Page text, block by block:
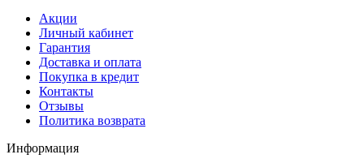
Акции
Личный кабинет
Гарантия
Доставка и оплата
Покупка в кредит
Контакты
Отзывы
Политика возврата
Информация